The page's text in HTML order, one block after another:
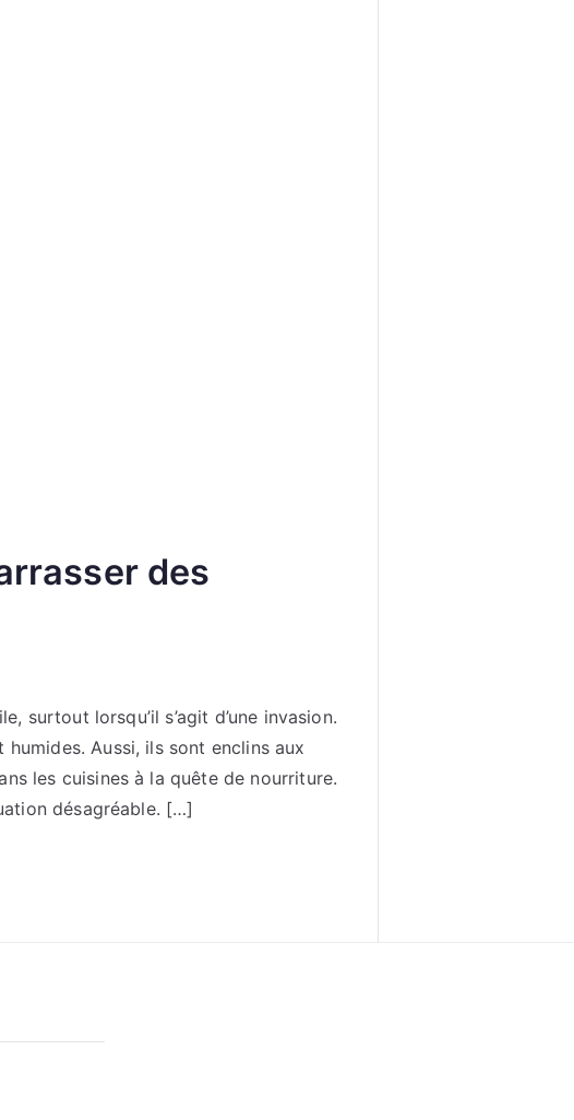
des
surtout lorsqu’il s’agit d’une invasion.
Aussi, ils sont enclins aux
les cuisines à la quête de nourriture.
désagréable. […]